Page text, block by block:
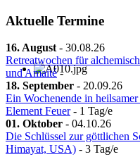
Aktuelle Termine
16. August - 30.08.26
Retreatwochen für
und Amaité-
18. September - 20.09.26
Ein Wochenende in
Element Feuer- 1 Tag/e
01. Oktober - 04.10.26
Die Schlüssel zur göttlichen
Himayat, USA) - 3 Tag/e